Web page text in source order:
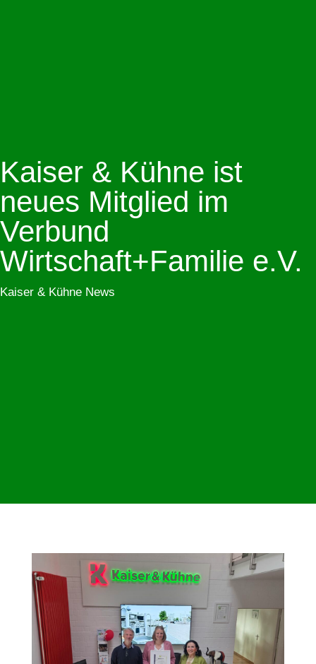
Kaiser & Kühne ist
neues Mitglied im
Verbund
Wirtschaft+Familie e.V.
Kaiser & Kühne News